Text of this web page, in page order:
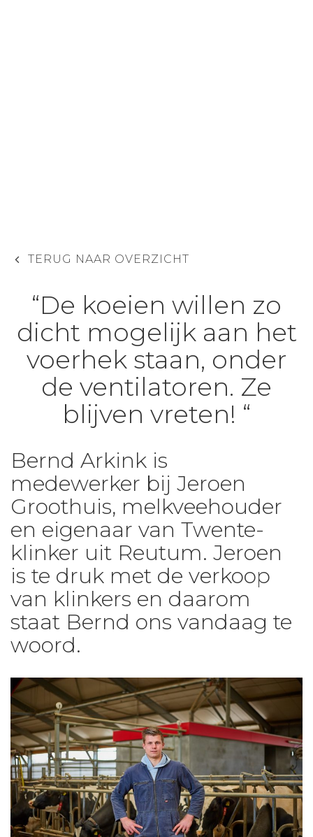
TERUG NAAR OVERZICHT
“De koeien willen zo
dicht mogelijk aan het
voerhek staan, onder
de ventilatoren. Ze
blijven vreten! “
Bernd Arkink is
medewerker bij Jeroen
Groothuis, melkveehouder
en eigenaar van Twente-
klinker uit Reutum. Jeroen
is te druk met de verkoop
van klinkers en daarom
staat Bernd ons vandaag te
woord.